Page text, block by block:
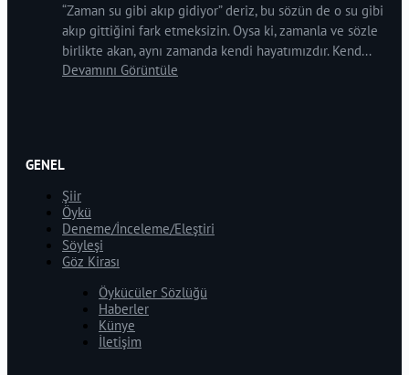
“Zaman su gibi akıp gidiyor” deriz, bu sözün de o su gibi
akıp gittiğini fark etmeksizin. Oysa ki, zamanla ve sözle
birlikte akan, aynı zamanda kendi hayatımızdır. Kend...
Devamını Görüntüle
GENEL
Şiir
Öykü
Deneme/İnceleme/Eleştiri
Söyleşi
Göz Kirası
Öykücüler Sözlüğü
Haberler
Künye
İletişim